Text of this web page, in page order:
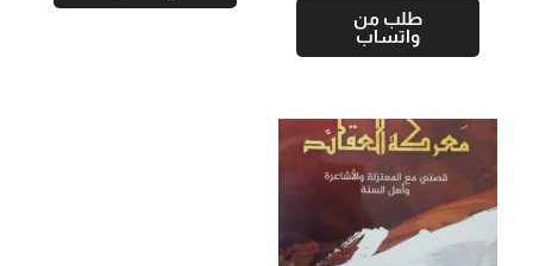
طلب من
واتساب